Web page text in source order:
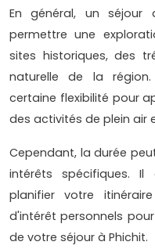
En général, un
permettre une
sites historiques, des
naturelle de la
certaine flexibilité pour
des activités de plein air
Cependant, la durée
intérêts spécifiques.
planifier votre
d'intérêt personnels
de votre séjour à Phichit.